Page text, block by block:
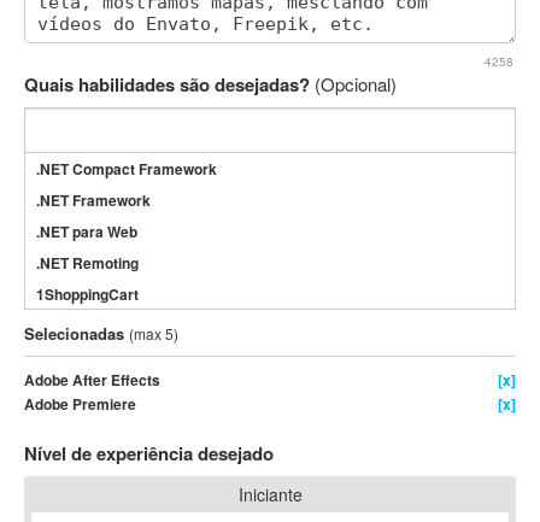
4258
Quais habilidades são desejadas? (Opcional)
.NET Compact Framework
.NET Framework
.NET para Web
.NET Remoting
1ShoppingCart
3DS Max
3GSM
4D Dimension
A&P
A-GPS
A2Billing
Selecionadas (max 5)
Adobe After Effects
[x]
Adobe Premiere
[x]
Nível de experiência desejado
Iniciante